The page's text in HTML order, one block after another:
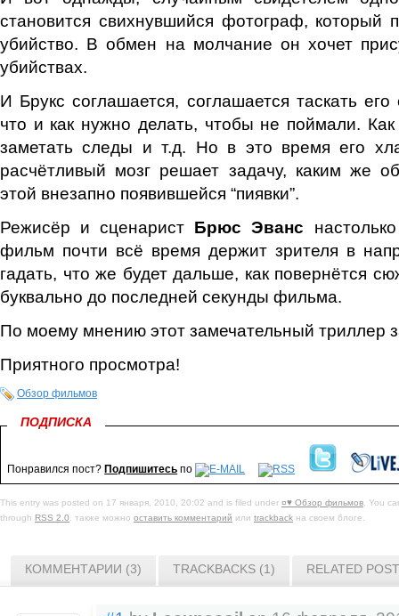
становится свихнувшийся фотограф, который
убийство. В обмен на молчание он хочет
убийствах.
И Брукс соглашается, соглашается таскать
что и как нужно делать, чтобы не поймали. Как
заметать следы и т.д. Но в это время его
расчётливый мозг решает задачу, каким же
этой внезапно появившейся “пиявки”.
Режисёр и сценарист Брюс Эванс
фильм почти всё время держит зрителя в
гадать, что же будет дальше, как повернётся
буквально до последней секунды фильма.
По моему мнению этот замечательный триллер
Приятного просмотра!
Обзор фильмов
ПОДПИСКА
Понравился пост? Подпишитесь по
This entry was posted on 17 января, 2010, 20:02 and is filed under ¤♥ Обзор фильмов. You
through RSS 2.0. также можно оставить комментарий или trackback на своем блоге.
КОММЕНТАРИИ (3) TRACKBACKS (1) RELATED